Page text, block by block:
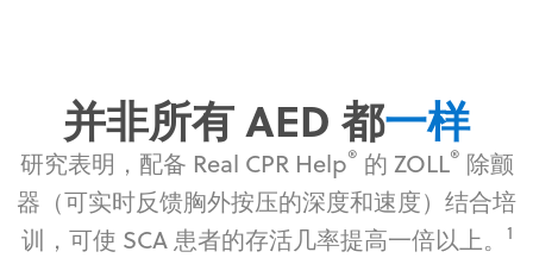
并非所有 AED 都一样
研究表明，配备 Real CPR Help® 的 ZOLL® 除颤
器（可实时反馈胸外按压的深度和速度）结合培
训，可使 SCA 患者的存活几率提高一倍以上。
1